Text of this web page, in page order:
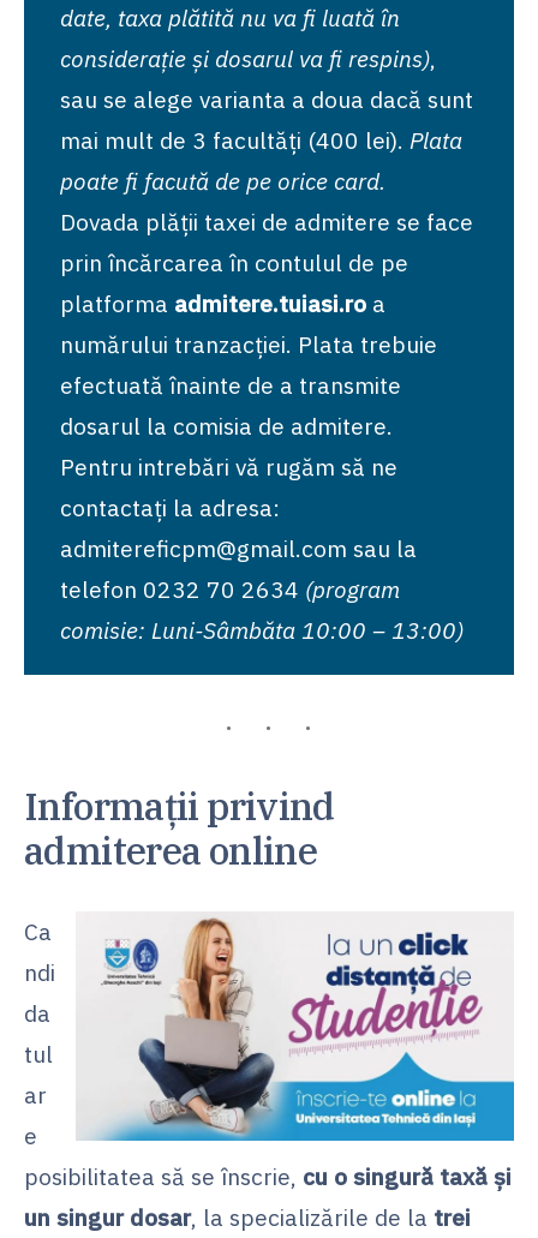
date, taxa plătită nu va fi luată în
considerație și dosarul va fi respins),
sau se alege varianta a doua dacă sunt
mai mult de 3 facultăți (400 lei). Plata
poate fi facută de pe orice card.
Dovada plății taxei de admitere se face
prin încărcarea în contulul de pe
platforma admitere.tuiasi.ro a
numărului tranzacției. Plata trebuie
efectuată înainte de a transmite
dosarul la comisia de admitere.
Pentru intrebări vă rugăm să ne
contactați la adresa:
admitereficpm@gmail.com sau la
telefon 0232 70 2634 (program
comisie: Luni-Sâmbăta 10:00 – 13:00)
Informații privind
admiterea online
Ca
ndi
da
tul
ar
e
posibilitatea să se înscrie, cu o singură taxă şi
un singur dosar, la specializările de la trei